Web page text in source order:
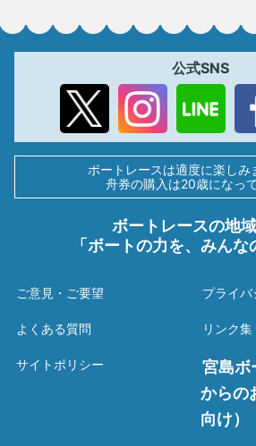
公式SNS
ボートレースは適度に楽しみ
舟券の購入は20歳になって
ボートレースの地
「ボートの力を、みんな
ご意見・ご要望
よくある質問
サイトポリシー
プライバ
リンク集
宮島ボ
からの
向け）